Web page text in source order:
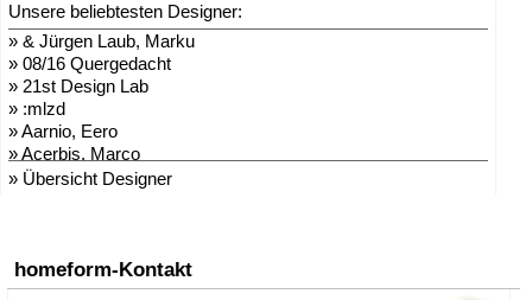
Unsere beliebtesten Designer:
» & Jürgen Laub, Marku
» 08/16 Quergedacht
» 21st Design Lab
» :mlzd
»Aarnio, Eero
»Acerbis, Marco
» Adam + Harborth
»AK47 Team
»Alberto Brogliato
» Übersicht Designer
homeform-Kontakt